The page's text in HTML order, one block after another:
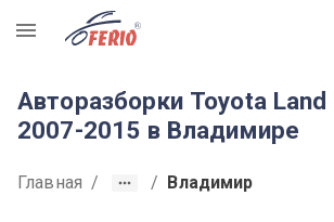
R
Авторазборки Toyota
2007-2015 в Владимире
Главная / / Владимир